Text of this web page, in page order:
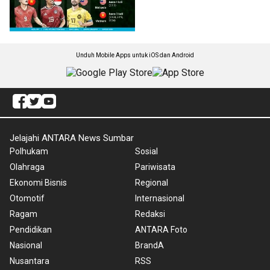
Unduh Mobile Apps untuk iOS dan Android
Jelajahi ANTARA News Sumbar
Polhukam
Olahraga
Ekonomi Bisnis
Otomotif
Ragam
Pendidikan
Nasional
Nusantara
Sosial
Pariwisata
Regional
Internasional
Redaksi
ANTARA Foto
BrandA
RSS